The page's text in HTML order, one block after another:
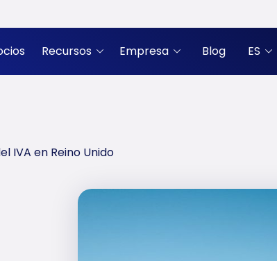
Recursos Empresa Blog ES
IVA en Reino Unido